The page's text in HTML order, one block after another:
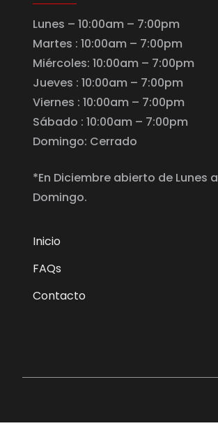
Lunes – 10:00am – 7:00pm
Martes : 10:00am – 7:00pm
Miércoles: 10:00am – 7:00pm
Jueves : 10:00am – 7:00pm
Viernes : 10:00am – 7:00pm
Sábado : 10:00am – 7:00pm
Domingo: Cerrado
*En Diciembre abierto de Lunes a
Domingo.
Inicio
FAQs
Contacto